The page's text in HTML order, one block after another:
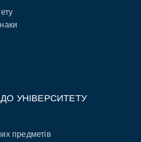
УНІВЕРСИТЕТУ
предметів